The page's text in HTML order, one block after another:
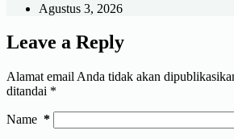
Agustus 3, 2026
Leave a Reply
Alamat email Anda tidak akan
ditandai *
Name *